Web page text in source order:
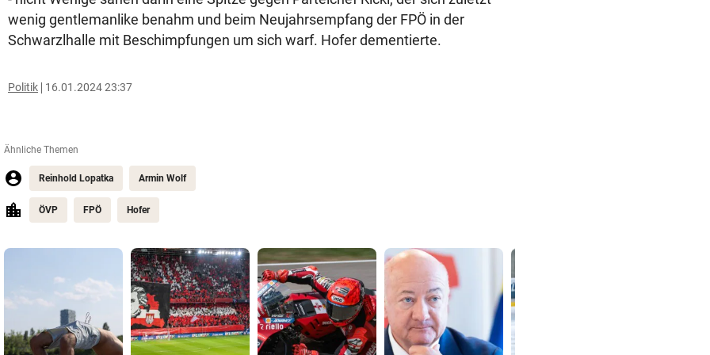
wenig gen­t­le­man­like benahm und beim Neujahrsempfang der FPÖ in der
Schwarzlhalle mit Beschimpfungen um sich warf. Hofer dementierte.
Politik 16.01.2024 23:37
Ähnliche Themen
Reinhold Lopatka Armin Wolf
ÖVP FPÖ Hofer